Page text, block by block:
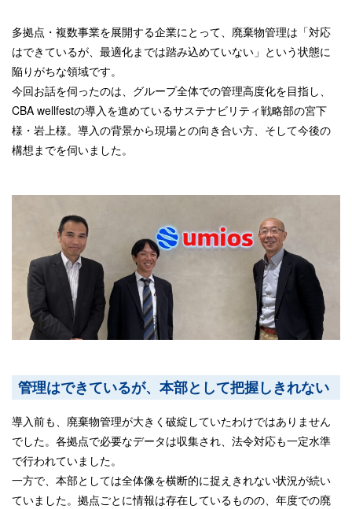
多拠点・複数事業を展開する企業にとって、廃棄物管理は「対応
はできているが、最適化までは踏み込めていない」という状態に
陥りがちな領域です。
今回お話を伺ったのは、グループ全体での管理高度化を目指し、
CBA wellfestの導入を進めているサステナビリティ戦略部の宮下
様・岩上様。導入の背景から現場との向き合い方、そして今後の
構想までを伺いました。
管理はできているが、本部として把握しきれない
導入前も、廃棄物管理が大きく破綻していたわけではありません
でした。各拠点で必要なデータは収集され、法令対応も一定水準
で行われていました。
一方で、本部としては全体像を横断的に捉えきれない状況が続い
ていました。拠点ごとに情報は存在しているものの、年度での廃